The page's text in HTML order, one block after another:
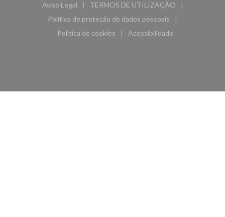
Aviso Legal
((abre numa nova janela))
TERMOS DE UTILIZAÇÃO
((abre numa nova janela))
Política de proteção de dados pessoais
((abre numa nova janela))
Política de cookies
((abre numa nova janela))
Acessibilidade